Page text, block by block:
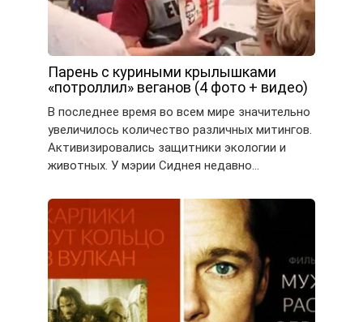
Парень с куриными крылышками
«потроллил» веганов (4 фото + видео)
В последнее время во всем мире значительно
увеличилось количество различных митингов.
Активизировались защитники экологии и
животных. У мэрии Сиднея недавно…